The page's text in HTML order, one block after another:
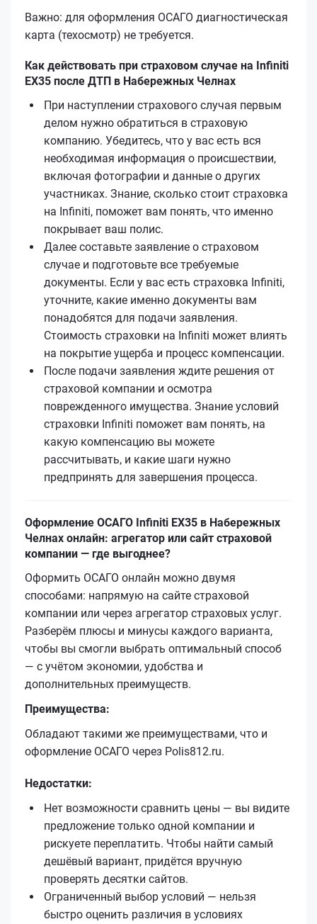
Важно: для оформления ОСАГО диагностическая
карта (техосмотр) не требуется.
Как действовать при страховом случае на Infiniti
EX35 после ДТП в Набережных Челнах
При наступлении страхового случая первым
делом нужно обратиться в страховую
компанию. Убедитесь, что у вас есть вся
необходимая информация о происшествии,
включая фотографии и данные о других
участниках. Знание, сколько стоит страховка
на Infiniti, поможет вам понять, что именно
покрывает ваш полис.
Далее составьте заявление о страховом
случае и подготовьте все требуемые
документы. Если у вас есть страховка Infiniti,
уточните, какие именно документы вам
понадобятся для подачи заявления.
Стоимость страховки на Infiniti может влиять
на покрытие ущерба и процесс компенсации.
После подачи заявления ждите решения от
страховой компании и осмотра
поврежденного имущества. Знание условий
страховки Infiniti поможет вам понять, на
какую компенсацию вы можете
рассчитывать, и какие шаги нужно
предпринять для завершения процесса.
Оформление ОСАГО Infiniti EX35 в Набережных
Челнах онлайн: агрегатор или сайт страховой
компании — где выгоднее?
Оформить ОСАГО онлайн можно двумя
способами: напрямую на сайте страховой
компании или через агрегатор страховых услуг.
Разберём плюсы и минусы каждого варианта,
чтобы вы смогли выбрать оптимальный способ
— с учётом экономии, удобства и
дополнительных преимуществ.
Преимущества:
Обладают такими же преимуществами, что и
оформление ОСАГО через Polis812.ru.
Недостатки:
Нет возможности сравнить цены — вы видите
предложение только одной компании и
рискуете переплатить. Чтобы найти самый
дешёвый вариант, придётся вручную
проверять десятки сайтов.
Ограниченный выбор условий — нельзя
быстро оценить различия в условиях